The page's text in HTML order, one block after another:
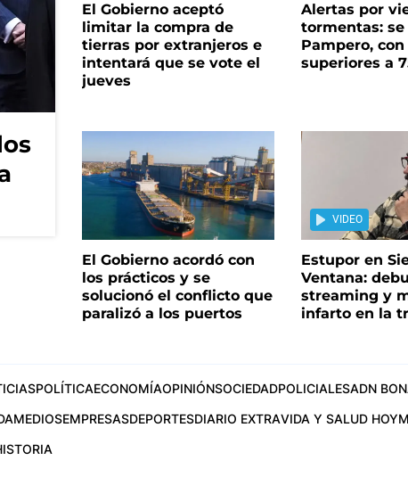
El Gobierno aceptó
limitar la compra de
tierras por extranjeros e
intentará que se vote el
jueves
Alertas por
tormentas: se
Pampero, con
superiores a
El Gobierno acordó con
los prácticos y se
solucionó el conflicto que
paralizó a los puertos
VIDEO
Estupor en
Ventana:
streaming y
infarto en la
POLÍTICAECONOMÍAOPINIÓNSOCIEDADPOLICIALESADN
MEDIOSEMPRESASDEPORTESDIARIO EXTRAVIDA Y SALUD HOY